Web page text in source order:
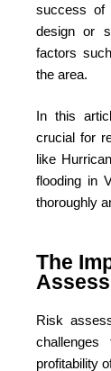
success of
design or
factors
the area.
In this
crucial for
like
flooding in
thoroughly
The
Risk
profitability